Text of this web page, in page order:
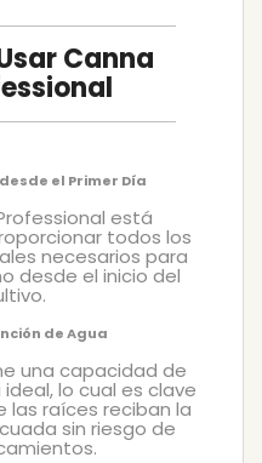
Canna
el Primer Día
está
todos los
necesarios para
desde el inicio del
de Agua
una capacidad de
lo cual es clave
las raíces reciban la
sin riesgo de